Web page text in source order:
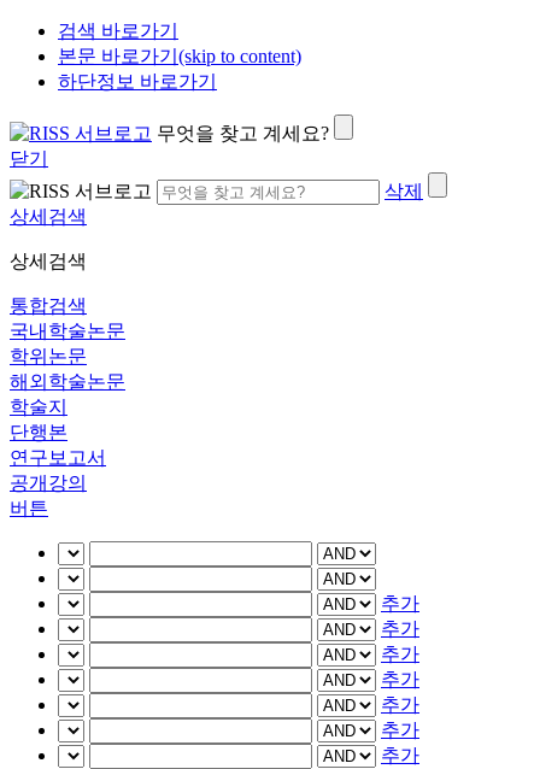
검색 바로가기
본문 바로가기(skip to content)
하단정보 바로가기
무엇을 찾고 계세요?
닫기
삭제
상세검색
상세검색
통합검색
국내학술논문
학위논문
해외학술논문
학술지
단행본
연구보고서
공개강의
버튼
추가
추가
추가
추가
추가
추가
추가